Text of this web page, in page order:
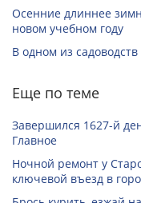
Осенние длиннее
новом учебном году
В одном из
Еще по теме
Завершился 1627-й
Главное
Ночной ремонт у
ключевой въезд в